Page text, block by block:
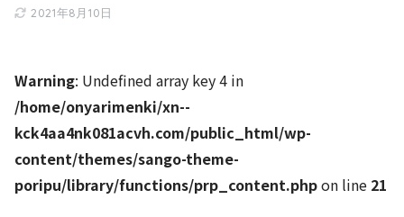
2021年8月10日
Warning: Undefined array key 4 in
/home/onyarimenki/xn--
kck4aa4nk081acvh.com/public_html/wp-
content/themes/sango-theme-
poripu/library/functions/prp_content.phpon line 21